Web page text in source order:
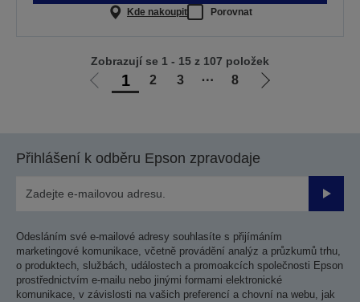
Kde nakoupit Porovnat
Jít
1 2 3 ⋯ 8
Jít
Zobrazují se 1 - 15 z 107 položek
Přihlášení k odběru Epson zpravodaje
Odesláním své e-mailové adresy souhlasíte s přijímáním
marketingové komunikace, včetně provádění analýz a průzkumů trhu,
o produktech, službách, událostech a promoakcích společnosti Epson
prostřednictvím e-mailu nebo jinými formami elektronické
komunikace, v závislosti na vašich preferencí a chovní na webu, jak